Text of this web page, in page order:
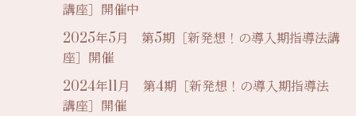
講座］開催中
2025年5月 第5期［新発想！の導入期指導法講
座］開催
2024年11月 第4期［新発想！の導入期指導法
講座］開催